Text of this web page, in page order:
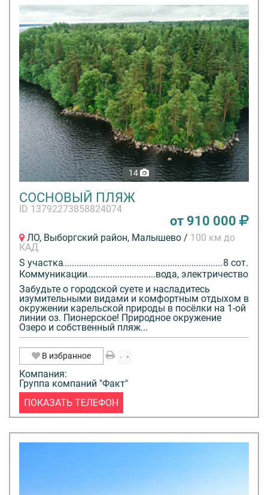
14
СОСНОВЫЙ ПЛЯЖ
ID 13792273858824074
от 910 000
ЛО, Выборгский район, Малышево / 100 км до
КАД
S участка
8 сот.
Коммуникации
вода, электричество
Забудьте о городской суете и насладитесь
изумительными видами и комфортным отдыхом в
окружении карельской природы в посёлки на 1-ой
линии оз. Пионерское! Природное окружение
Озеро и собственный пляж...
В избранное
Компания:
Группа компаний "Факт"
ПОКАЗАТЬ ТЕЛЕФОН